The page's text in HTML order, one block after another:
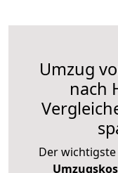
Umzug
nach
Der